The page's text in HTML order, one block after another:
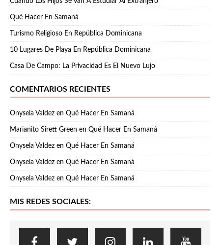
Qué Hacer En Samaná
Turismo Religioso En República Dominicana
10 Lugares De Playa En República Dominicana
Casa De Campo: La Privacidad Es El Nuevo Lujo
COMENTARIOS RECIENTES
Onysela Valdez en Qué Hacer En Samaná
Marianito Sirett Green en Qué Hacer En Samaná
Onysela Valdez en Qué Hacer En Samaná
Onysela Valdez en Qué Hacer En Samaná
Onysela Valdez en Qué Hacer En Samaná
MIS REDES SOCIALES: